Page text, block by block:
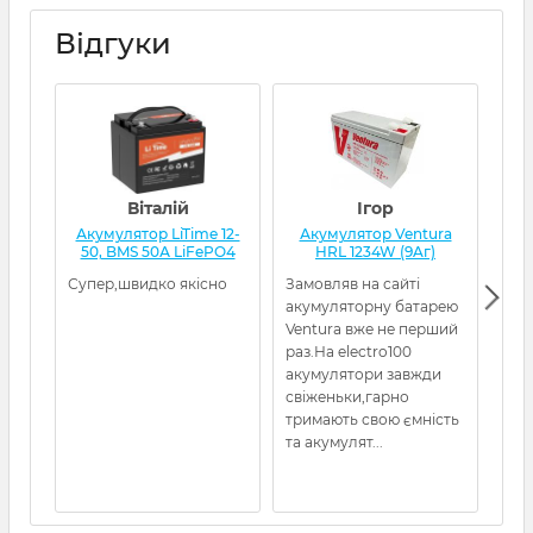
Відгуки
Віталій
Акумулятор LiTime 12-
50, BMS 50А LiFePO4
Супер,швидко якісно
Ігор
Акумулятор Ventura
HRL 1234W (9Aг)
Замовляв на сайті
акумуляторну батарею
Ventura вже не перший
раз.На electro100
акумулятори завжди
свіженьки,гарно
тримають свою ємність
та акумулят...